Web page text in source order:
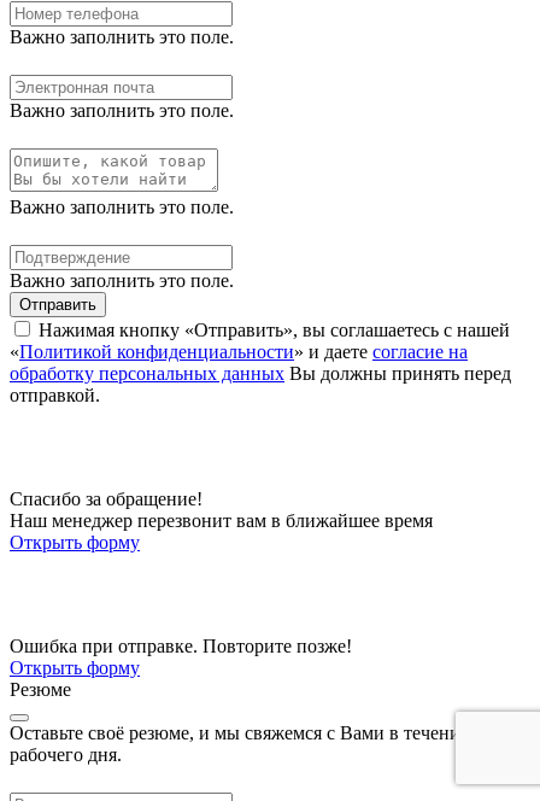
Важно заполнить это поле.
Важно заполнить это поле.
Важно заполнить это поле.
Важно заполнить это поле.
Отправить
Нажимая кнопку «Отправить», вы соглашаетесь с нашей
«Политикой конфиденциальности» и даете согласие на
обработку персональных данных Вы должны принять перед
отправкой.
Спасибо за обращение!
Наш менеджер перезвонит вам в ближайшее время
Открыть форму
Ошибка при отправке. Повторите позже!
Открыть форму
Резюме
Оставьте своё резюме, и мы свяжемся с Вами в течении
рабочего дня.